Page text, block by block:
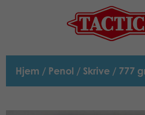
Hjem / Penol / Skrive / 777